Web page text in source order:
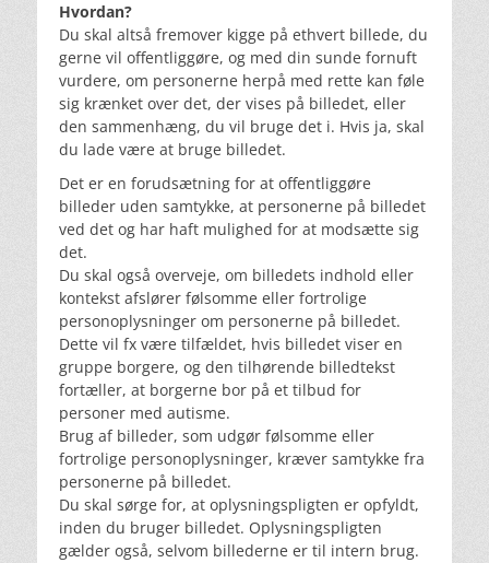
Hvordan?
Du skal altså fremover kigge på ethvert billede, du
gerne vil offentliggøre, og med din sunde fornuft
vurdere, om personerne herpå med rette kan føle
sig krænket over det, der vises på billedet, eller
den sammenhæng, du vil bruge det i. Hvis ja, skal
du lade være at bruge billedet.
Det er en forudsætning for at offentliggøre
billeder uden samtykke, at personerne på billedet
ved det og har haft mulighed for at modsætte sig
det.
Du skal også overveje, om billedets indhold eller
kontekst afslører følsomme eller fortrolige
personoplysninger om personerne på billedet.
Dette vil fx være tilfældet, hvis billedet viser en
gruppe borgere, og den tilhørende billedtekst
fortæller, at borgerne bor på et tilbud for
personer med autisme.
Brug af billeder, som udgør følsomme eller
fortrolige personoplysninger, kræver samtykke fra
personerne på billedet.
Du skal sørge for, at oplysningspligten er opfyldt,
inden du bruger billedet. Oplysningspligten
gælder også, selvom billederne er til intern brug.